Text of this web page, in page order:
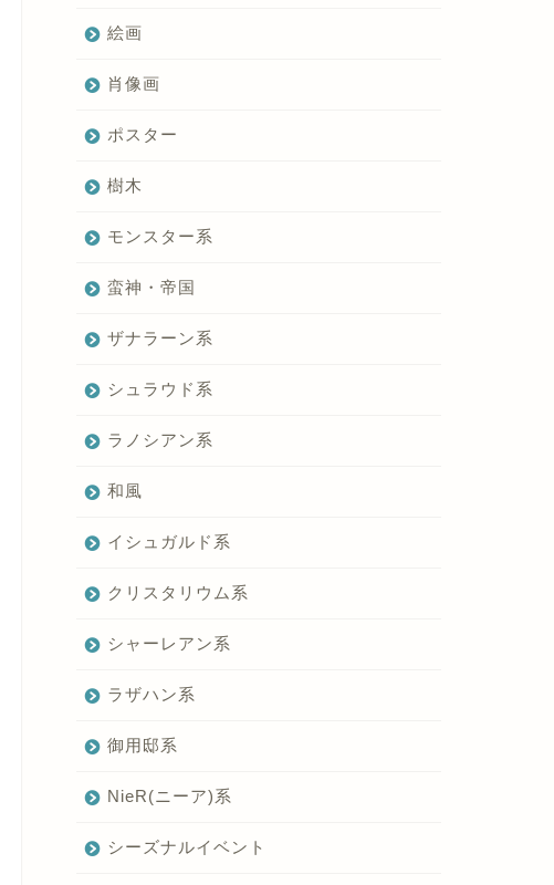
絵画
肖像画
ポスター
樹木
モンスター系
蛮神・帝国
ザナラーン系
シュラウド系
ラノシアン系
和風
イシュガルド系
クリスタリウム系
シャーレアン系
ラザハン系
御用邸系
NieR(ニーア)系
シーズナルイベント